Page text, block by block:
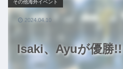
Isaki、Ayuが優勝
その他海外イベント
2024.04.10